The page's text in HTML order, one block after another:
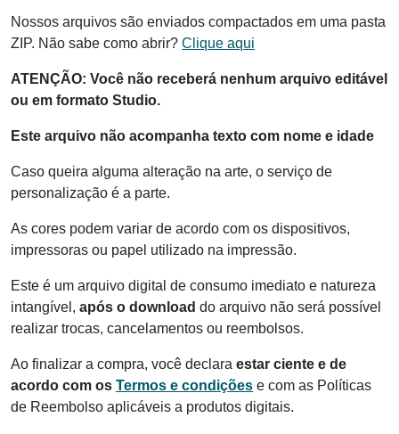
Nossos arquivos são enviados compactados em uma pasta
ZIP. Não sabe como abrir? Clique aqui
ATENÇÃO: Você não receberá nenhum arquivo editável
ou em formato Studio.
Este arquivo não acompanha texto com nome e idade
Caso queira alguma alteração na arte, o serviço de
personalização é a parte.
As cores podem variar de acordo com os dispositivos,
impressoras ou papel utilizado na impressão.
Este é um arquivo digital de consumo imediato e natureza
intangível, após o download do arquivo não será possível
realizar trocas, cancelamentos ou reembolsos.
Ao finalizar a compra, você declara estar ciente e de
acordo com os Termos e condições e com as Políticas
de Reembolso aplicáveis a produtos digitais.